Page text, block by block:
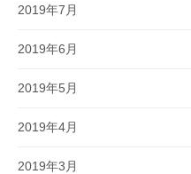
2019年7月
2019年6月
2019年5月
2019年4月
2019年3月